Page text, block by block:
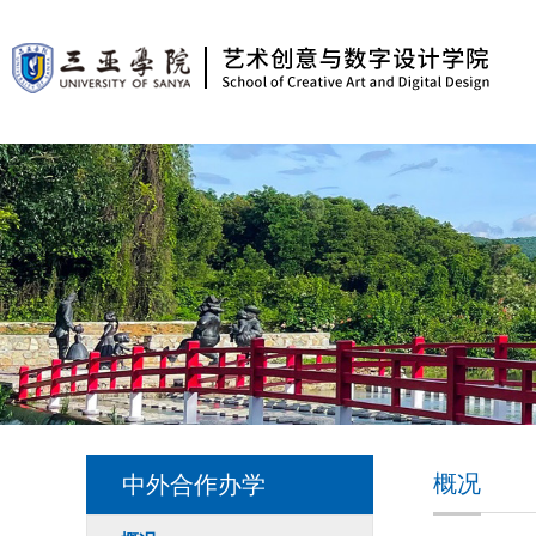
中外合作办学 概况